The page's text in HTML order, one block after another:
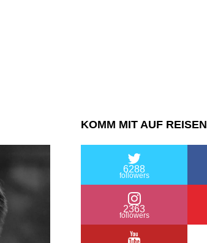
KOMM MIT AUF REISEN
6288
followers
2363
followers